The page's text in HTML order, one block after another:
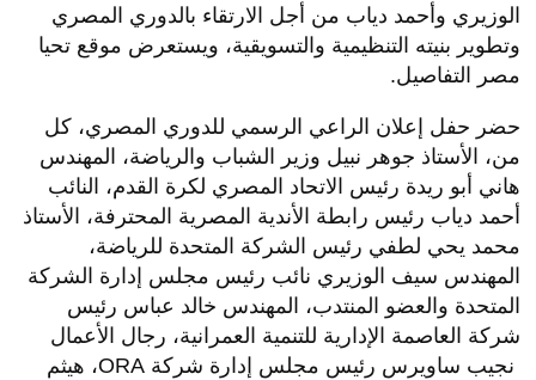
الوزيري وأحمد دياب من أجل الارتقاء بالدوري المصري
وتطوير بنيته التنظيمية والتسويقية، ويستعرض موقع تحيا
مصر التفاصيل.
حضر حفل إعلان الراعي الرسمي للدوري المصري، كل
من، الأستاذ جوهر نبيل وزير الشباب والرياضة، المهندس
هاني أبو ريدة رئيس الاتحاد المصري لكرة القدم، النائب
أحمد دياب رئيس رابطة الأندية المصرية المحترفة، الأستاذ
محمد يحي لطفي رئيس الشركة المتحدة للرياضة،
المهندس سيف الوزيري نائب رئيس مجلس إدارة الشركة
المتحدة والعضو المنتدب، المهندس خالد عباس رئيس
شركة العاصمة الإدارية للتنمية العمرانية، رجال الأعمال
نجيب ساويرس رئيس مجلس إدارة شركة ORA، هيثم